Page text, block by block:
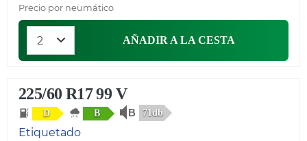
Precio por neumático
AÑADIR A LA CESTA
225/60 R17 99 V
D B 71db
Etiquetado